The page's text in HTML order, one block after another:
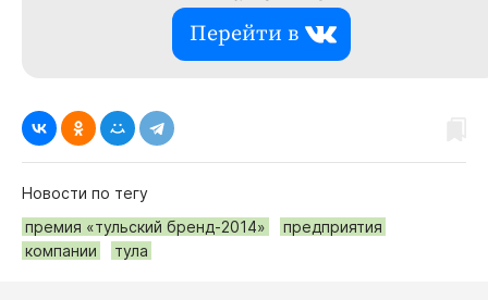
Перейти в
Новости по тегу
премия «тульский бренд-2014»
предприятия
компании
тула